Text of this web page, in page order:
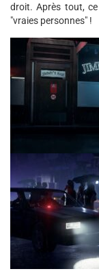
droit. Après tout,
"vraies personnes" !